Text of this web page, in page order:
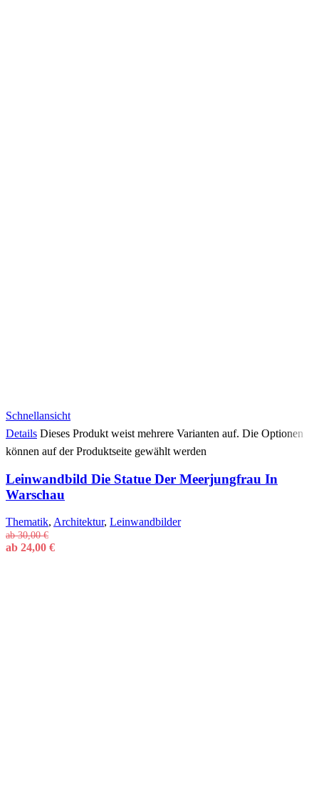
Schnellansicht
Details Dieses Produkt weist mehrere Varianten auf. Die Optionen
können auf der Produktseite gewählt werden
Leinwandbild Die Statue Der Meerjungfrau In
Warschau
Thematik, Architektur, Leinwandbilder
ab30,00€
ab 24,00 €